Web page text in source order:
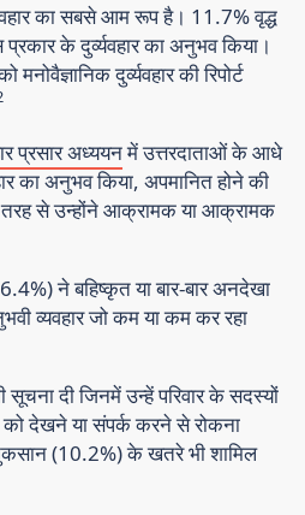
का सबसे आम रूप है। 11.7% वृद्ध
के दुर्व्यवहार का अनुभव किया।
दुर्व्यवहार की रिपोर्ट
प्रसार अध्ययनमें उत्तरदाताओं के आधे
का अनुभव किया, अपमानित होने की
तरह से उन्होंने आक्रामक या आक्रामक
ने बहिष्कृत या बार-बार अनदेखा
व्यवहार जो कम या कम कर रहा
सूचना दी जिनमें उन्हें परिवार के सदस्यों
को देखने या संपर्क करने से रोकना
(10.2%) के खतरे भी शामिल